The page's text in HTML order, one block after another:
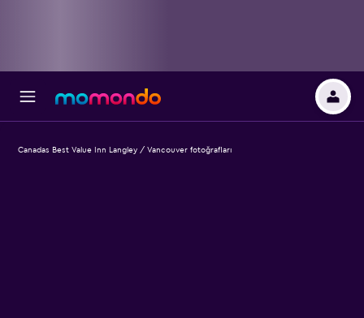
Canadas Best Value Inn Langley / Vancouver fotoğrafları